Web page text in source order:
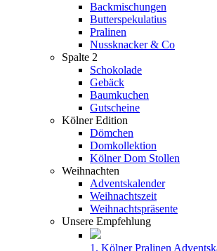
Backmischungen
Butterspekulatius
Pralinen
Nussknacker & Co
Spalte 2
Schokolade
Gebäck
Baumkuchen
Gutscheine
Kölner Edition
Dömchen
Domkollektion
Kölner Dom Stollen
Weihnachten
Adventskalender
Weihnachtszeit
Weihnachtspräsente
Unsere Empfehlung
1. Kölner Pralinen